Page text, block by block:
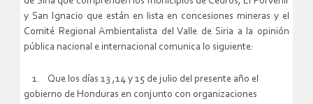
y San Ignacio que están en lista en concesiones mineras y el
Comité Regional Ambientalista del Valle de Siria a la opinión
pública nacional e internacional comunica lo siguiente:
1. Que los días 13 ,14 y 15 de julio del presente año el
gobierno de Honduras en conjunto con organizaciones